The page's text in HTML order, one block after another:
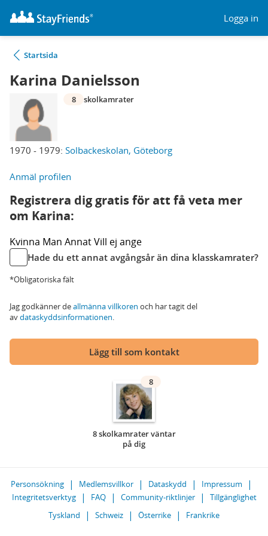
Logga in
Startsida
Karina Danielsson
1970 - 1979: Solbackeskolan, Göteborg
8 skolkamrater
Anmäl profilen
Registrera dig gratis för att få veta mer
om Karina:
Kvinna Man AnnatVill ej ange
Hade du ett annat avgångsår än dina klasskamrater?
*Obligatoriska fält
Jag godkänner deallmänna villkoren och har tagit del
avdataskyddsinformationen.
Lägg till som kontakt
8
8 skolkamrater väntar
på dig
Personsökning Medlemsvillkor Dataskydd
Impressum
Integritetsverktyg
FAQ Community-riktlinjer
Tillgänglighet
Tyskland
Schweiz Österrike Frankrike